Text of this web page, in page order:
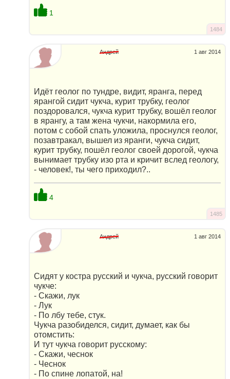
1
1484
1 авг 2014
Андрей
Идёт геолог по тундре, видит, яранга, перед
ярангой сидит чукча, курит трубку, геолог
поздоровался, чукча курит трубку, вошёл геолог
в ярангу, а там жена чукчи, накормила его,
потом с собой спать уложила, проснулся геолог,
позавтракал, вышел из яранги, чукча сидит,
курит трубку, пошёл геолог своей дорогой, чукча
вынимает трубку изо рта и кричит вслед геологу,
- человек!, ты чего приходил?..
4
1485
1 авг 2014
Андрей
Сидят у костра русский и чукча, русский говорит
чукче:
- Скажи, лук
- Лук
- По лбу тебе, стук.
Чукча разобиделся, сидит, думает, как бы
отомстить:
И тут чукча говорит русскому:
- Скажи, чеснок
- Чеснок
- По спине лопатой, на!